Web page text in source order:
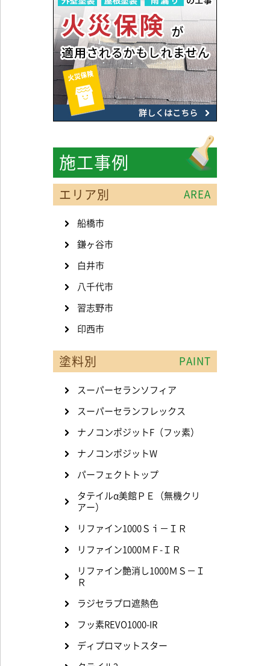
施工事例
エリア別 AREA
船橋市
鎌ヶ谷市
白井市
八千代市
習志野市
印西市
塗料別 PAINT
スーパーセランソフィア
スーパーセランフレックス
ナノコンポジットF（フッ素）
ナノコンポジットW
パーフェクトトップ
タテイルα美館ＰＥ（無機クリ
アー）
リファイン1000Ｓｉ－ＩＲ
リファイン1000ＭＦ-ＩＲ
リファイン艶消し1000ＭＳ－Ｉ
Ｒ
ラジセラプロ遮熱色
フッ素REVO1000-IR
ディプロマットスター